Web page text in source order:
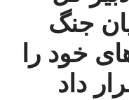
جنگ
خود را
داد